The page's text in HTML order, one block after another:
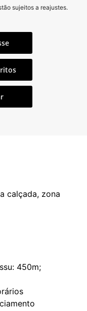
sujeitos a reajustes.
calçada, zona
450m;